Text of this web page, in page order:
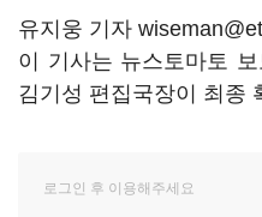
유지웅 기자
이 기사는 뉴스토마토
김기성 편집국장이 최종